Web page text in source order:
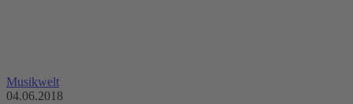
Musikwelt
04.06.2018